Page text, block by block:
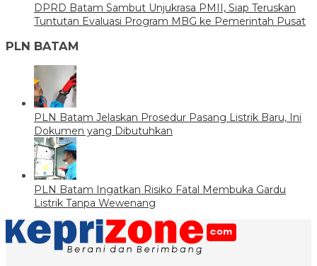
DPRD Batam Sambut Unjukrasa PMII, Siap Teruskan
Tuntutan Evaluasi Program MBG ke Pemerintah Pusat
PLN BATAM
PLN Batam Jelaskan Prosedur Pasang Listrik Baru, Ini
Dokumen yang Dibutuhkan
PLN Batam Ingatkan Risiko Fatal Membuka Gardu
Listrik Tanpa Wewenang